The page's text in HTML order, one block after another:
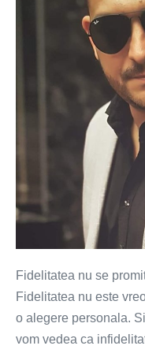
Fidelitatea nu se
Fidelitatea nu este
o alegere personala.
vom vedea ca